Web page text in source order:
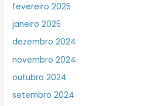
fevereiro 2025
janeiro 2025
dezembro 2024
novembro 2024
outubro 2024
setembro 2024